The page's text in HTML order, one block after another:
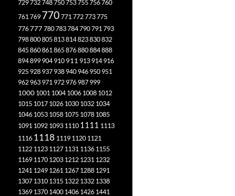
729732748750753755756760
761 769 770771 772773775
776777780783784790791 793
798800805813814823830832
845860861 865876880884888
894899904910 911 913914916
925928937938940946950951
962963971 972976987999
1000 1001 1004 1006 1008 1012
1015 1017 1026 1030 1032 1034
1046 1053 1058 1075 1078 1085
1091 1092 1093 1110 1111 1113
1116 1118 1119 1120 1121
1122 1123 1127 1131 1136 1155
1169 1170 1203 1212 1231 1232
1241 1249 1261 1267 1288 1291
1307 1310 1315 1322 1332 1338
1369 1370 1400 1406 1426 1441